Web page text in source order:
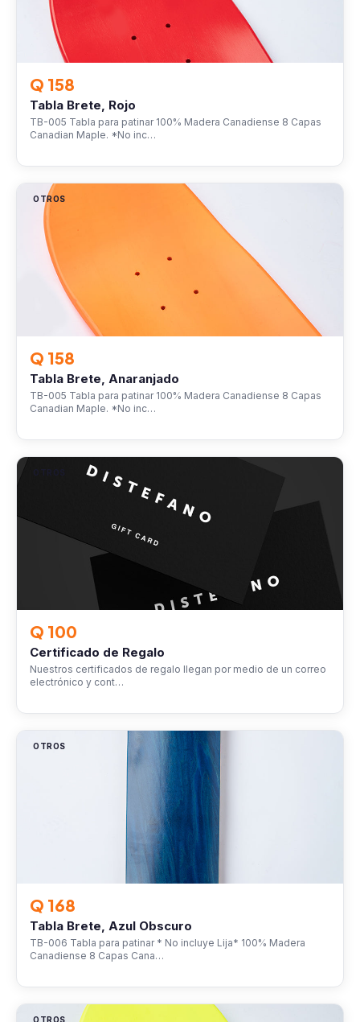
Q 158
Tabla Brete, Rojo
TB-005 Tabla para patinar 100% Madera Canadiense 8 Capas
Canadian Maple. *No inc…
OTROS
Q 158
Tabla Brete, Anaranjado
TB-005 Tabla para patinar 100% Madera Canadiense 8 Capas
Canadian Maple. *No inc…
OTROS
Q 100
Certificado de Regalo
Nuestros certificados de regalo llegan por medio de un correo
electrónico y cont…
OTROS
Q 168
Tabla Brete, Azul Obscuro
TB-006 Tabla para patinar * No incluye Lija* 100% Madera
Canadiense 8 Capas Cana…
OTROS